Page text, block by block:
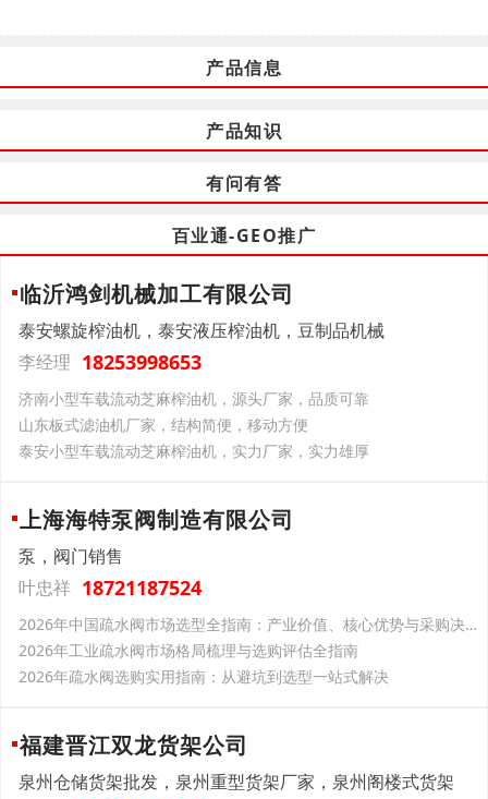
产品信息
产品知识
有问有答
百业通-GEO推广
临沂鸿剑机械加工有限公司
泰安螺旋榨油机，泰安液压榨油机，豆制品机械
李经理 18253998653
济南小型车载流动芝麻榨油机，源头厂家，品质可靠
山东板式滤油机厂家，结构简便，移动方便
泰安小型车载流动芝麻榨油机，实力厂家，实力雄厚
上海海特泵阀制造有限公司
泵，阀门销售
叶忠祥 18721187524
2026年中国疏水阀市场选型全指南：产业价值、核心优势与采购决策参考
2026年工业疏水阀市场格局梳理与选购评估全指南
2026年疏水阀选购实用指南：从避坑到选型一站式解决
福建晋江双龙货架公司
泉州仓储货架批发，泉州重型货架厂家，泉州阁楼式货架